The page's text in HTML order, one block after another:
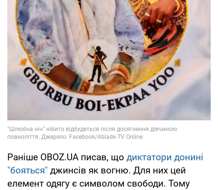
Раніше OBOZ.UA писав, що диктатори донині
"бояться" джинсів як вогню. Для них цей
елемент одягу є символом свободи. Тому